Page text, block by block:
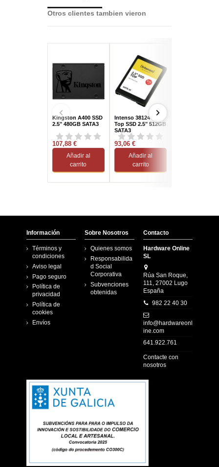
Otros clientes tambien vieron
Kingston A400 SSD
2.5" 480GB SATA3
107,88 €
Añadir al
carrito
Intenso 3812440
Top SSD 2.5" 512GB
SATA3
93,06 €
Añadir al
carrito
Información
Términos y
condiciones
Aviso legal
Pago seguro
Política de
privacidad
Política de
cookies
Envíos
Sobre Nosotros
Quienes somos
Responsabilida
d Social
Corporativa
Subvenciones
obtenidas
Contacto
Hardware Online
SL
Rúa San Roque,
111, 27002 Lugo
España
982 22 40 30
info@hardwareonl
ine.com
641.922.761
Contacte con
nosotros